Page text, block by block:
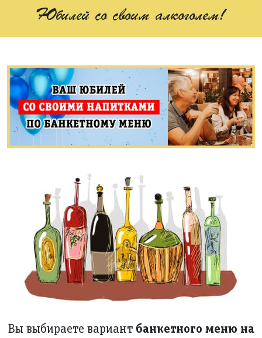
Юбилей со своим алкоголем!
Вы выбираете вариант банкетного меню на